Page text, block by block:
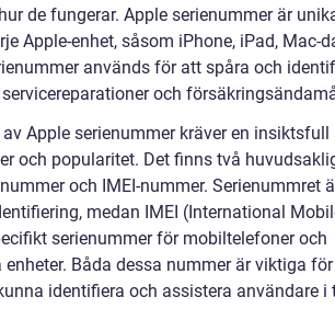
de fungerar. Apple serienummer är
Apple-enhet, såsom iPhone, iPad, Mac-
används för att spåra och
och
Apple serienummer kräver en insiktsfull
och popularitet. Det finns två
och IMEI-nummer. Serienummret
medan IMEI (International
serienummer för mobiltelefoner och
Båda dessa nummer är viktiga
identifiera och assistera användare i